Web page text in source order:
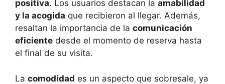
positiva. Los usuarios destacan la amabilidad
y la acogida que recibieron al llegar. Además,
resaltan la importancia de la comunicación
eficiente desde el momento de reserva hasta
el final de su visita.
La comodidad es un aspecto que sobresale, ya